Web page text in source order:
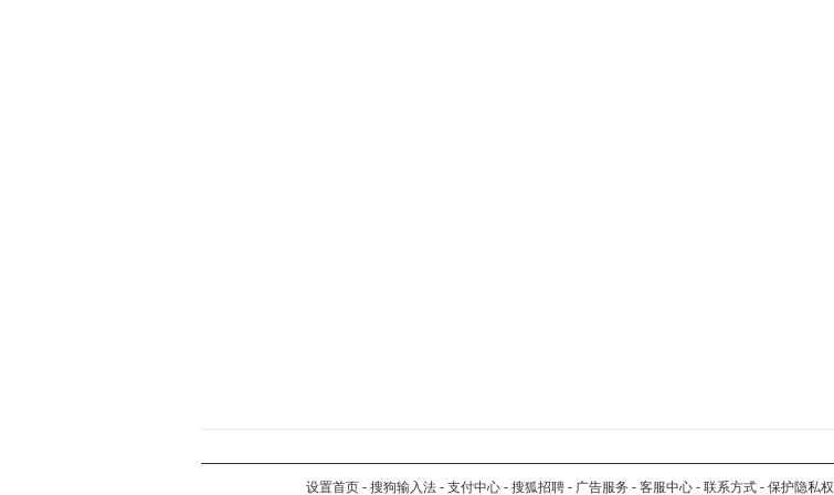
设置首页 - 搜狗输入法 - 支付中心 - 搜狐招聘 - 广告服务 - 客服中心 - 联系方式 - 保护隐私权